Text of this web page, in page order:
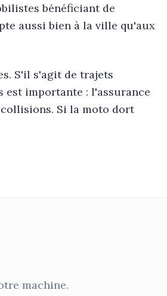
bénéficiant de
aussi bien à la ville qu'aux
S'il s'agit de trajets
importante : l'assurance
Si la moto dort
machine.